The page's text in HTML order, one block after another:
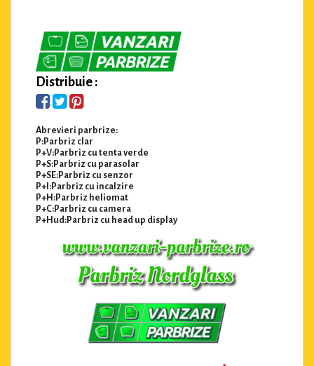
Distribuie :
Abrevieri parbrize:
P:Parbriz clar
P+V:Parbriz cu tenta verde
P+S:Parbriz cu parasolar
P+SE:Parbriz cu senzor
P+I:Parbriz cu incalzire
P+H:Parbriz heliomat
P+C:Parbriz cu camera
P+Hud:Parbriz cu head up display